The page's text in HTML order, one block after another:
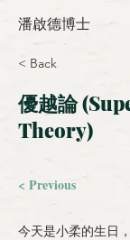
潘啟德博士
< Back
優越論
Theory)
< Previous
今天是小柔的生日